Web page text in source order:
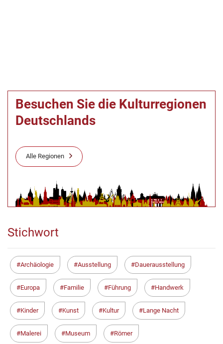
Besuchen Sie die Kulturregionen
Deutschlands
Alle Regionen
Stichwort
Archäologie Ausstellung Dauerausstellung
Europa Familie Führung Handwerk
Kinder Kunst Kultur Lange Nacht
Malerei Museum Römer